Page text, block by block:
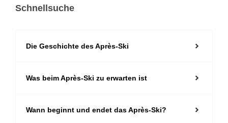
Schnellsuche
Die Geschichte des Après-Ski
Was beim Après-Ski zu erwarten ist
Wann beginnt und endet das Après-Ski?